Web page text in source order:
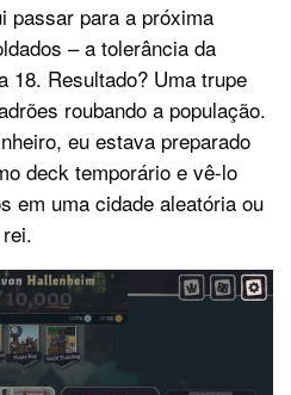
passar para a próxima
– a tolerância da
18. Resultado? Uma trupe
roubando a população.
eu estava preparado
deck temporário e vê-lo
em uma cidade aleatória ou